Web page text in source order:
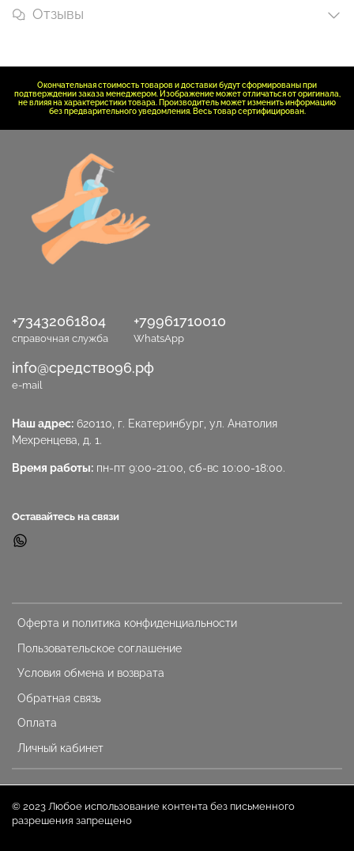
Отзывы
Окончательная стоимость товаров и доставки будут сформированы при
подтверждении заказа менеджером. Изображение может отличаться от оригинала,
не влияя на характеристики товара. Производитель может изменить информацию
без предварительного уведомления. Весь товар сертифицирован.
Оферта и политика конфиденциальности
Пользовательское соглашение
Условия обмена и возврата
Обратная связь
Оплата
Личный кабинет
+73432061804
справочная служба
+79961710010
WhatsApp
info@средство96.рф
e-mail
Наш адрес: 620110, г. Екатеринбург, ул. Анатолия
Мехренцева, д. 1.
Время работы: пн-пт 9:00-21:00, сб-вс 10:00-18:00.
Оставайтесь на связи
© 2023 Любое использование контента без письменного
разрешения запрещено